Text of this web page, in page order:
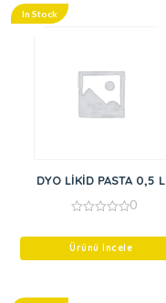
In Stock
DYO LİKİD PASTA 0,5 L
of
0
Ürünü İncele